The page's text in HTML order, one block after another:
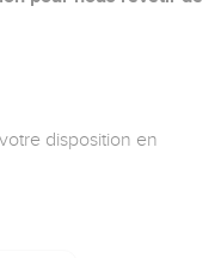
disposition en